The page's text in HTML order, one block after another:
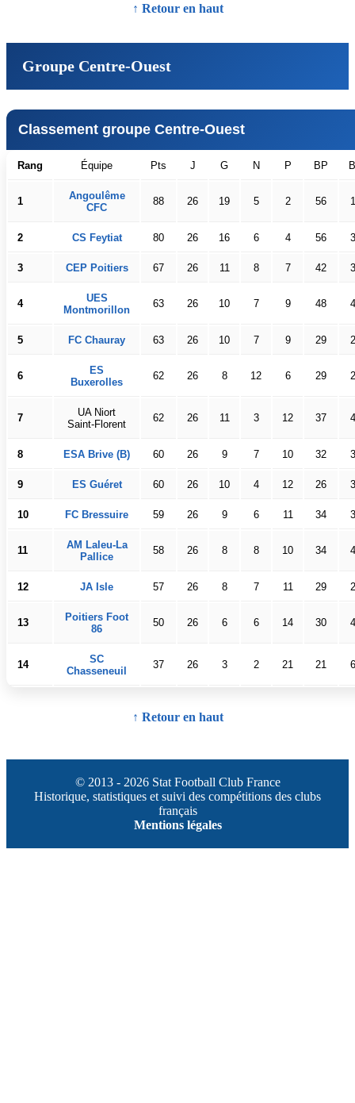
↑ Retour en haut
Groupe Centre-Ouest
Classement groupe Centre-Ouest
Rang Équipe Pts J G N P BP
1
Angoulême
CFC
88 26 19 5 2 56
2 CS Feytiat 80 26 16 6 4 56
3 CEP Poitiers 67 26 11 8 7 42
4
UES
Montmorillon
63 26 10 7 9 48
5 FC Chauray 63 26 10 7 9 29
6
ES
Buxerolles
62 26 8 12 6 29
7
UA Niort
Saint-Florent
62 26 11 3 12 37
8 ESA Brive (B) 60 26 9 7 10 32
9 ES Guéret 60 26 10 4 12 26
10 FC Bressuire 59 26 9 6 11 34
11
AM Laleu-La
Pallice
58 26 8 8 10 34
12 JA Isle 57 26 8 7 11 29
13
Poitiers Foot
86
50 26 6 6 14 30
14
SC
Chasseneuil
37 26 3 2 21 21
↑ Retour en haut
© 2013 - 2026 Stat Football Club France
Historique, statistiques et suivi des compétitions des clubs
français
Mentions légales